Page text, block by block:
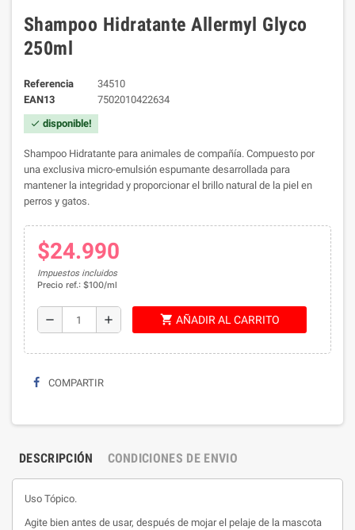
Shampoo Hidratante Allermyl Glyco
250ml
Referencia
34510
EAN13
7502010422634
check disponible!
Shampoo Hidratante para animales de compañía. Compuesto por
una exclusiva micro-emulsión espumante desarrollada para
mantener la integridad y proporcionar el brillo natural de la piel en
perros y gatos.
$24.990
Impuestos incluidos
Precio ref.: $100/ml
remove add shopping_cart AÑADIR AL CARRITO
COMPARTIR
DESCRIPCIÓN CONDICIONES DE ENVIO
Uso Tópico.
Agite bien antes de usar, después de mojar el pelaje de la mascota